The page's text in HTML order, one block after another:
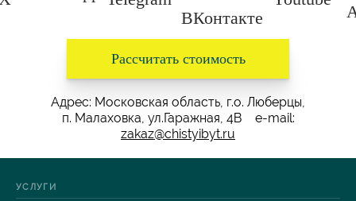
Рассчитать стоимость
Адрес: Московская область, г.о. Люберцы,
п. Малаховка, ул.Гаражная, 4В e-mail:
zakaz@chistyibyt.ru
УСЛУГИ